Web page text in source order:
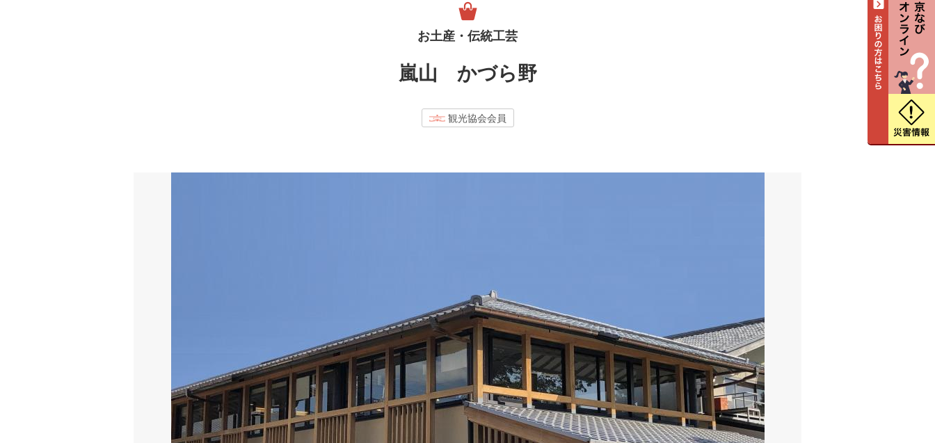
お土産・伝統工芸
嵐山 かづら野
観光協会会員